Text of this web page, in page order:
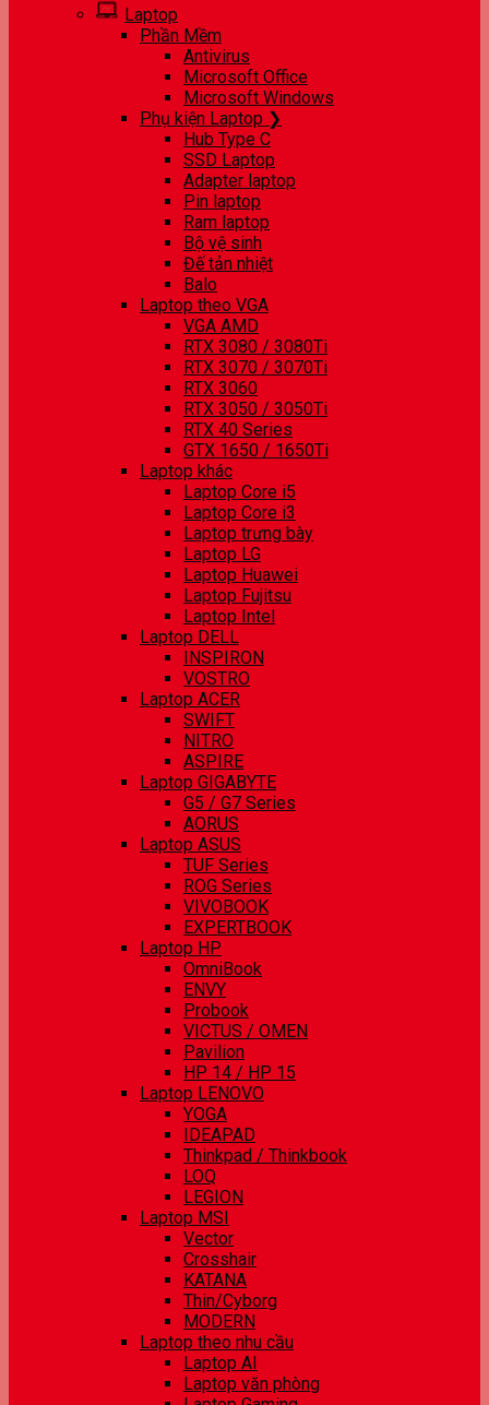
Laptop
Phần Mềm
Antivirus
Microsoft Office
Microsoft Windows
Phụ kiện Laptop ❯
Hub Type C
SSD Laptop
Adapter laptop
Pin laptop
Ram laptop
Bộ vệ sinh
Đế tản nhiệt
Balo
Laptop theo VGA
VGA AMD
RTX 3080 / 3080Ti
RTX 3070 / 3070Ti
RTX 3060
RTX 3050 / 3050Ti
RTX 40 Series
GTX 1650 / 1650Ti
Laptop khác
Laptop Core i5
Laptop Core i3
Laptop trưng bày
Laptop LG
Laptop Huawei
Laptop Fujitsu
Laptop Intel
Laptop DELL
INSPIRON
VOSTRO
Laptop ACER
SWIFT
NITRO
ASPIRE
Laptop GIGABYTE
G5 / G7 Series
AORUS
Laptop ASUS
TUF Series
ROG Series
VIVOBOOK
EXPERTBOOK
Laptop HP
OmniBook
ENVY
Probook
VICTUS / OMEN
Pavilion
HP 14 / HP 15
Laptop LENOVO
YOGA
IDEAPAD
Thinkpad / Thinkbook
LOQ
LEGION
Laptop MSI
Vector
Crosshair
KATANA
Thin/Cyborg
MODERN
Laptop theo nhu cầu
Laptop AI
Laptop văn phòng